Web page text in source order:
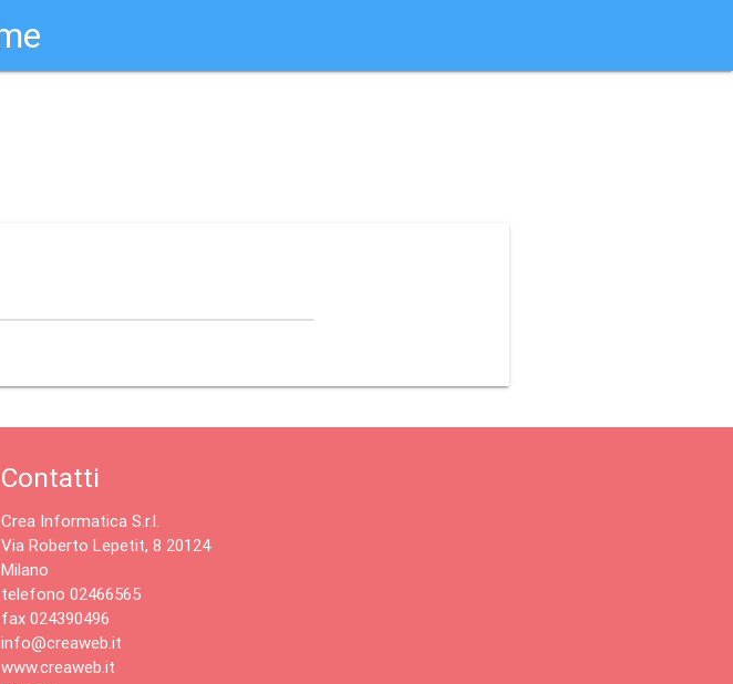
Contatti
Crea Informatica S.r.l.
Via Roberto Lepetit, 8 20124
Milano
telefono 02466565
fax 024390496
info@creaweb.it
www.creaweb.it